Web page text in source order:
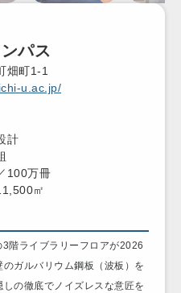
パス
畑町1-1
u.ac.jp/
計
100万冊
㎡
階ライブラリーフロアが2026
ガルバリウム鋼板（波板）を
の徹底でノイズレスな意匠を